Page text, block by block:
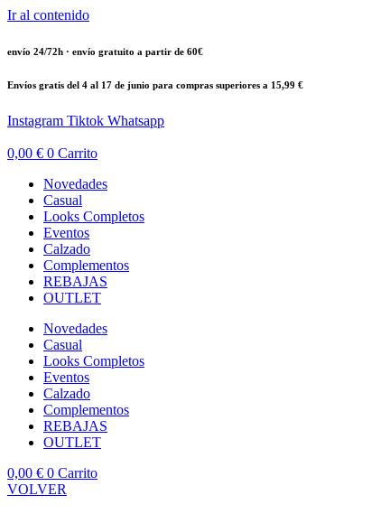
Ir al contenido
envío 24/72h · envío gratuito a partir de 60€
Envíos gratis del 4 al 17 de junio para compras superiores a 15,99 €
Instagram Tiktok Whatsapp
0,00 € 0 Carrito
Novedades
Casual
Looks Completos
Eventos
Calzado
Complementos
REBAJAS
OUTLET
Novedades
Casual
Looks Completos
Eventos
Calzado
Complementos
REBAJAS
OUTLET
0,00 € 0 Carrito
VOLVER